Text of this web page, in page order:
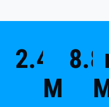
2.4
M
8.8